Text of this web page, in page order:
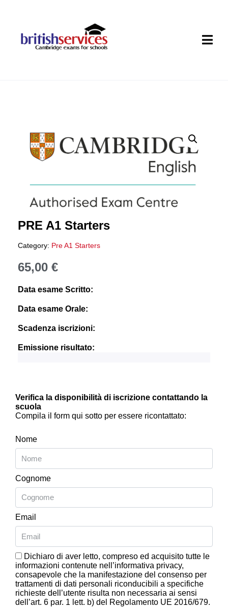
PRE A1 Starters
Category: Pre A1 Starters
65,00 €
Data esame Scritto:
Data esame Orale:
Scadenza iscrizioni:
Emissione risultato:
Verifica la disponibilità di iscrizione contattando la
scuola
Compila il form qui sotto per essere ricontattato:
Nome
Cognome
Email
Dichiaro di aver letto, compreso ed acquisito tutte le
informazioni contenute nell’informativa privacy,
consapevole che la manifestazione del consenso per
trattamenti di dati personali riconducibili a specifiche
richieste dell’utente risulta non necessaria ai sensi
dell’art. 6 par. 1 lett. b) del Regolamento UE 2016/679.